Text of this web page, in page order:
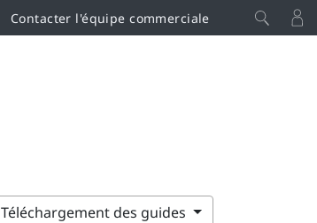
Contacter l'équipe commerciale
Téléchargement des guides